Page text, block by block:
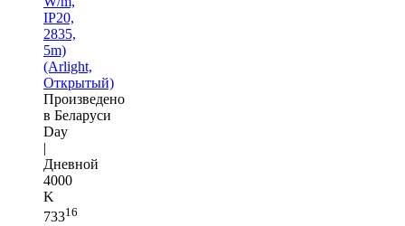
IP20,
2835,
5m)
(Arlight,
Открытый)
Произведено
в Беларуси
Day
|
Дневной
4000
K
73316